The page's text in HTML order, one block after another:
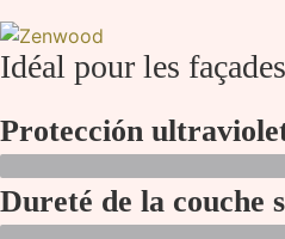
Idéal pour les
Protección
Dureté de la couche